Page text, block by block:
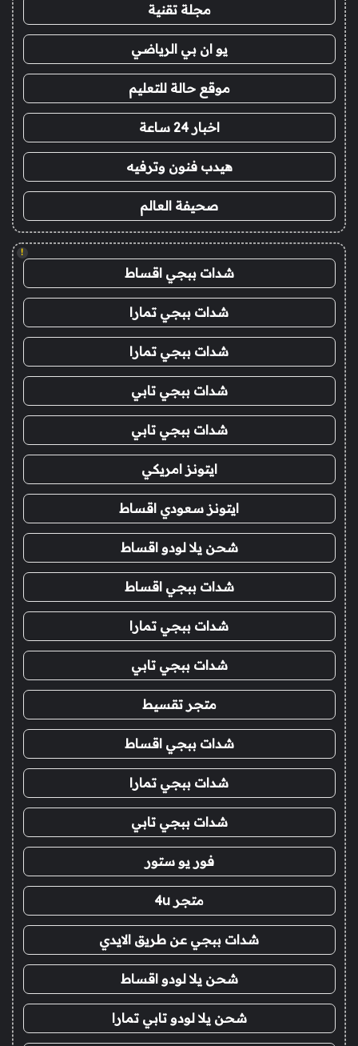
مجلة تقنية
يو ان بي الرياضي
موقع حالة للتعليم
اخبار 24 ساعة
هيدب فنون وترفيه
صحيفة العالم
!
شدات ببجي اقساط
شدات ببجي تمارا
شدات ببجي تمارا
شدات ببجي تابي
شدات ببجي تابي
ايتونز امريكي
ايتونز سعودي اقساط
شحن يلا لودو اقساط
شدات ببجي اقساط
شدات ببجي تمارا
شدات ببجي تابي
متجر تقسيط
شدات ببجي اقساط
شدات ببجي تمارا
شدات ببجي تابي
فور يو ستور
متجر 4u
شدات ببجي عن طريق الايدي
شحن يلا لودو اقساط
شحن يلا لودو تابي تمارا